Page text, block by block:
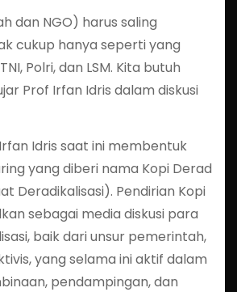
dan NGO) harus saling
cukup hanya seperti yang
Polri, dan LSM. Kita butuh
Prof Irfan Idris dalam diskusi
Idris saat ini membentuk
yang diberi nama Kopi Derad
Deradikalisasi). Pendirian Kopi
sebagai media diskusi para
baik dari unsur pemerintah,
yang selama ini aktif dalam
pendampingan, dan